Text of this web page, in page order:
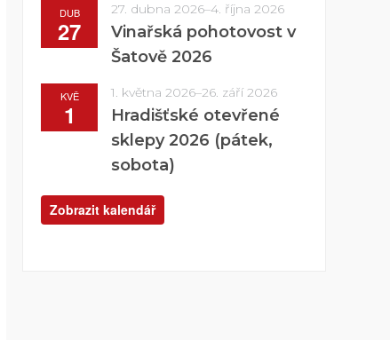
DUB
27
27. dubna 2026–4. října 2026
Vinařská pohotovost v
Šatově 2026
KVĚ
1
1. května 2026–26. září 2026
Hradišťské otevřené
sklepy 2026 (pátek,
sobota)
Zobrazit kalendář